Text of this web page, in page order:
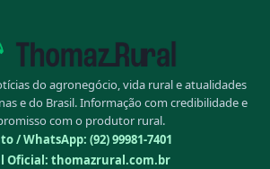
do agronegócio, vida rural e atualidades
e do Brasil. Informação com credibilidade e
com o produtor rural.
/ WhatsApp: (92) 99981-7401
Oficial: thomazrural.com.br